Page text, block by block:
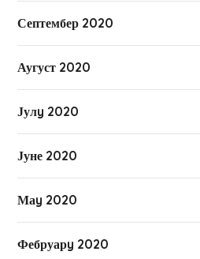
Септембер 2020
Аугуст 2020
Јулy 2020
Јуне 2020
Маy 2020
Фебруарy 2020